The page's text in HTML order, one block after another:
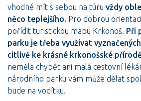
vhodné mít s sebou na túru vždy
něco teplejšího. Pro dobrou
pořídit turistickou mapu Krkonoš. Při
parku je třeba využívat
citlivě ke krásné krkonošské
neměla chybět ani malá cestovní
národního parku vám může dělat
bude na vodítku.